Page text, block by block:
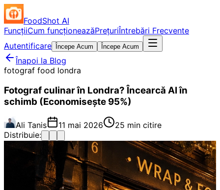
FoodShot AI
FuncțiiCum funcționeazăPrețuriÎntrebări Frecvente
Autentificare
Începe Acum Începe Acum
Înapoi la Blog
fotograf food londra
Fotograf culinar în Londra? Încearcă AI în
schimb (Economisește 95%)
Ali Tanis 11 mai 2026
25 min citire
Distribuie: